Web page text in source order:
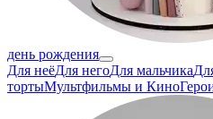
день рождения
Для неёДля негоДля мальчика
тортыМультфильмы и Кино